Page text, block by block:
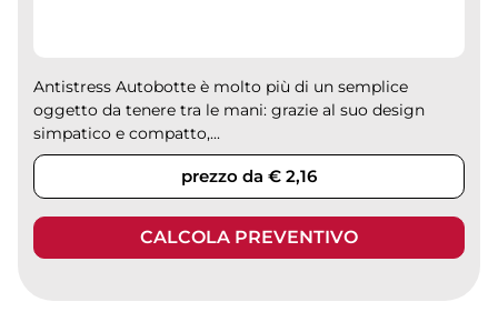
Antistress Autobotte è molto più di un semplice
oggetto da tenere tra le mani: grazie al suo design
simpatico e compatto,...
prezzo da € 2,16
CALCOLA PREVENTIVO